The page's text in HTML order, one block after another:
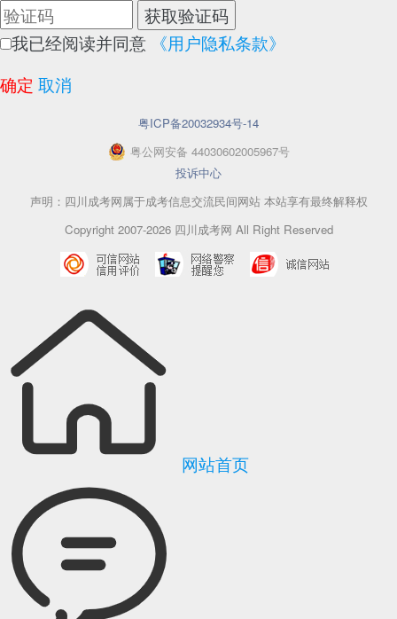
获取验证码
我已经阅读并同意
《用户隐私条款》
确定 取消
粤ICP备20032934号-14
粤公网安备 44030602005967号
投诉中心
声明：四川成考网属于成考信息交流民间网站 本站享有最终解释权
Copyright 2007-2026 四川成考网 All Right Reserved
网站首页